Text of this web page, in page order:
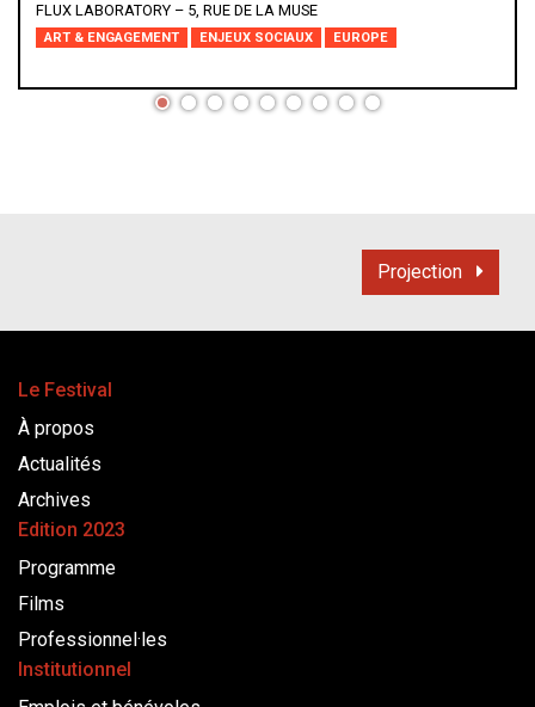
FLUX LABORATORY – 5, RUE DE LA MUSE
ART & ENGAGEMENT ENJEUX SOCIAUX EUROPE
Projection
Le Festival
À propos
Actualités
Archives
Edition 2023
Programme
Films
Professionnel·les
Institutionnel